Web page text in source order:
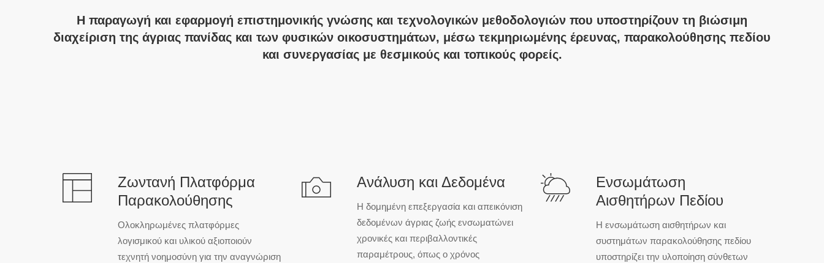
Η παραγωγή και εφαρμογή επιστημονικής γνώσης και τεχνολογικών μεθοδολογιών που υποστηρίζουν τη βιώσιμη
διαχείριση της άγριας πανίδας και των φυσικών οικοσυστημάτων, μέσω τεκμηριωμένης έρευνας, παρακολούθησης πεδίου
και συνεργασίας με θεσμικούς και τοπικούς φορείς.
Ζωντανή Πλατφόρμα
Παρακολούθησης
Ολοκληρωμένες πλατφόρμες
λογισμικού και υλικού αξιοποιούν
τεχνητή νοημοσύνη για την αναγνώριση
Ανάλυση και Δεδομένα
Η δομημένη επεξεργασία και απεικόνιση
δεδομένων άγριας ζωής ενσωματώνει
χρονικές και περιβαλλοντικές
παραμέτρους, όπως ο χρόνος
Ενσωμάτωση
Αισθητήρων Πεδίου
Η ενσωμάτωση αισθητήρων και
συστημάτων παρακολούθησης πεδίου
υποστηρίζει την υλοποίηση σύνθετων